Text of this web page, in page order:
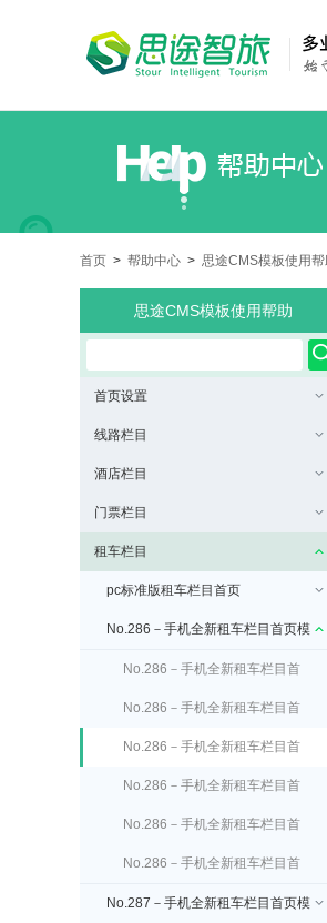
首页 > 帮助中心 > 思途CMS模板使用帮
思途CMS模板使用帮助
首页设置
线路栏目
酒店栏目
门票栏目
租车栏目
pc标准版租车栏目首页
No.286－手机全新租车栏目首页模
No.286－手机全新租车栏目首
页banner设置
No.286－手机全新租车栏目首
页筛选条件设置
No.286－手机全新租车栏目首
页租车推荐设置
No.286－手机全新租车栏目首
页租车推荐广告设置
No.286－手机全新租车栏目首
页最新评论设置
No.286－手机全新租车栏目首
页分类展示产品设置
No.287－手机全新租车栏目首页模